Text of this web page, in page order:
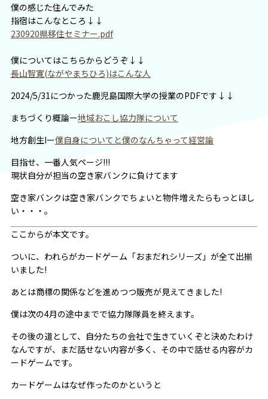
僕の感じた住んでみた
指宿はこんなところ↓↓
230920県移住セミナー.pdf
僕についてはこちらからどうぞ↓↓
長山智寛(ながやまちひろ)はこんな人
2024/5/31につかった鹿児島国際大学の授業のPDFです↓↓
まちづくり概論ー地域おこし協力隊について
地方創生Iー僕自身についてと僕のなんちゃって経営論
目指せ、一番人気ページ!!!
現状自分が担当の空き家バンクに負けてます
空き家バンクは空き家バンクでちょいと物件増えたらもっとほし
い・・・。
ここからが本文です。
ついに、われらがカードゲーム「おまだれシリーズ」が全て出揃
いました!
あとは商標の関係などを進めつつ販売が見えてきました!
僕は次の4月の途中までで協力隊隊員を終えます。
その後の道として、自分たちの会社で生きていくぞと決めたわけ
なんですが、まだ話せない内容が多く、その中で話せる内容がカ
ードゲームです。
カードゲームはなぜ作ったのかというと